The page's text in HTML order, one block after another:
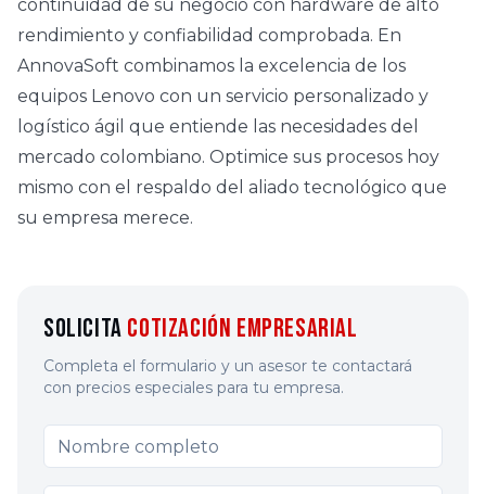
continuidad de su negocio con hardware de alto
rendimiento y confiabilidad comprobada. En
AnnovaSoft combinamos la excelencia de los
equipos Lenovo con un servicio personalizado y
logístico ágil que entiende las necesidades del
mercado colombiano. Optimice sus procesos hoy
mismo con el respaldo del aliado tecnológico que
su empresa merece.
Solicita Cotización Empresarial
Completa el formulario y un asesor te contactará
con precios especiales para tu empresa.